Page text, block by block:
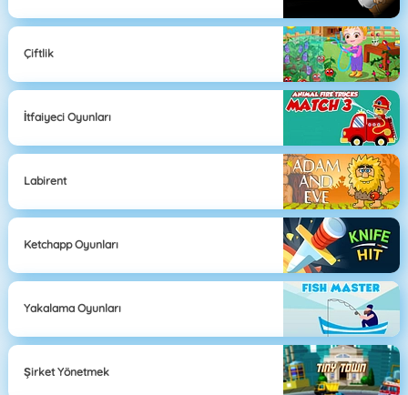
Çiftlik
İtfaiyeci Oyunları
Labirent
Ketchapp Oyunları
Yakalama Oyunları
Şirket Yönetmek